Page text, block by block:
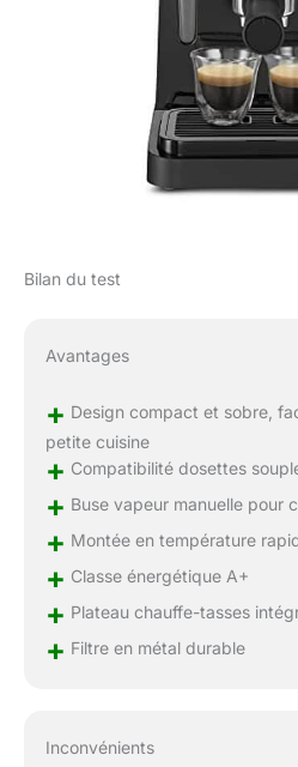
Bilan du test
Avantages
+ Design compact et sobre,
petite cuisine
+ Compatibilité dosettes
+ Buse vapeur manuelle pour
+ Montée en température
+ Classe énergétique A+
+ Plateau chauffe-tasses
+ Filtre en métal durable
Inconvénients